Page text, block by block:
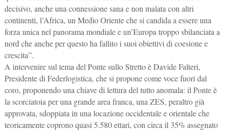
decisivo, anche una connessione sana e non malata con altri
continenti, l’Africa, un Medio Oriente che si candida a essere una
forza unica nel panorama mondiale e un’Europa troppo sbilanciata a
nord che anche per questo ha fallito i suoi obiettivi di coesione e
crescita”.
A intervenire sul tema del Ponte sullo Stretto è Davide Falteri,
Presidente di Federlogistica, che si propone come voce fuori dal
coro, proponendo una chiave di lettura del tutto anomala: il Ponte è
la scorciatoia per una grande area franca, una ZES, peraltro già
approvata, sdoppiata in una locazione occidentale e orientale che
teoricamente coprono quasi 5.580 ettari, con circa il 35% assegnato